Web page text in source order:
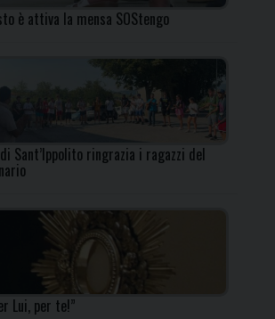
è attiva la mensa SOStengo
Sant’Ippolito ringrazia i ragazzi del
Lui, per te!”